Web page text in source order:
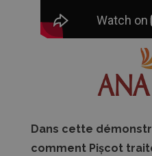
Dans cette
comment Pișcot